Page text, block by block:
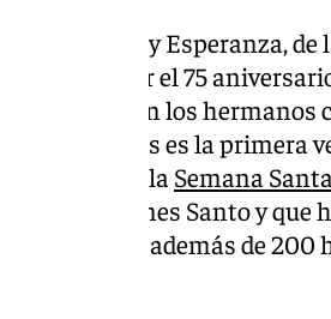
de Gracia y Esperanza,
por el 75
y actos llevan los hermanos
ilusión pues es la primera
fuera de la Semana
trono del Lunes Santo y que
de la noche, además de